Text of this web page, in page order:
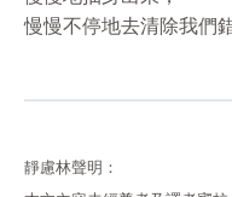
慢慢不停地去清除我們
靜慮林聲明：